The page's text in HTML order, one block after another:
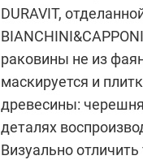
DURAVIT,
BIANCHINI&CAPPONI
раковины не из
маскируется и
древесины:
деталях
Визуально